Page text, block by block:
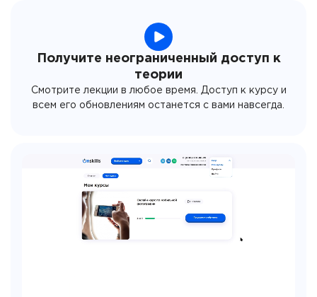
Получите неограниченный доступ к
теории
Смотрите лекции в любое время. Доступ к курсу и
всем его обновлениям останется с вами навсегда.